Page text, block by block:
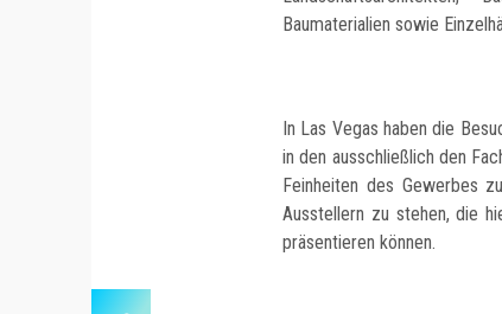
Baumaterialien sowie
In Las Vegas haben die
in den ausschließlich den
Feinheiten des Gewerbes
Ausstellern zu stehen, die
präsentieren können.